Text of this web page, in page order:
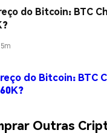
do Bitcoin: BTC
do Bitcoin: BTC
Outras